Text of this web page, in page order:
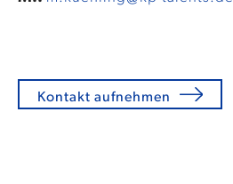
Kontakt aufnehmen